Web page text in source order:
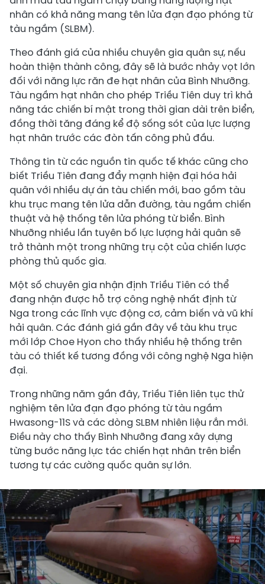
nhân có khả năng mang tên lửa đạn đạo phóng từ
tàu ngầm (SLBM).
Theo đánh giá của nhiều chuyên gia quân sự, nếu
hoàn thiện thành công, đây sẽ là bước nhảy vọt lớn
đối với năng lực răn đe hạt nhân của Bình Nhưỡng.
Tàu ngầm hạt nhân cho phép Triều Tiên duy trì khả
năng tác chiến bí mật trong thời gian dài trên biển,
đồng thời tăng đáng kể độ sống sót của lực lượng
hạt nhân trước các đòn tấn công phủ đầu.
Thông tin từ các nguồn tin quốc tế khác cũng cho
biết Triều Tiên đang đẩy mạnh hiện đại hóa hải
quân với nhiều dự án tàu chiến mới, bao gồm tàu
khu trục mang tên lửa dẫn đường, tàu ngầm chiến
thuật và hệ thống tên lửa phóng từ biển. Bình
Nhưỡng nhiều lần tuyên bố lực lượng hải quân sẽ
trở thành một trong những trụ cột của chiến lược
phòng thủ quốc gia.
Một số chuyên gia nhận định Triều Tiên có thể
đang nhận được hỗ trợ công nghệ nhất định từ
Nga trong các lĩnh vực động cơ, cảm biến và vũ khí
hải quân. Các đánh giá gần đây về tàu khu trục
mới lớp Choe Hyon cho thấy nhiều hệ thống trên
tàu có thiết kế tương đồng với công nghệ Nga hiện
đại.
Trong những năm gần đây, Triều Tiên liên tục thử
nghiệm tên lửa đạn đạo phóng từ tàu ngầm
Hwasong-11S và các dòng SLBM nhiên liệu rắn mới.
Điều này cho thấy Bình Nhưỡng đang xây dựng
từng bước năng lực tác chiến hạt nhân trên biển
tương tự các cường quốc quân sự lớn.